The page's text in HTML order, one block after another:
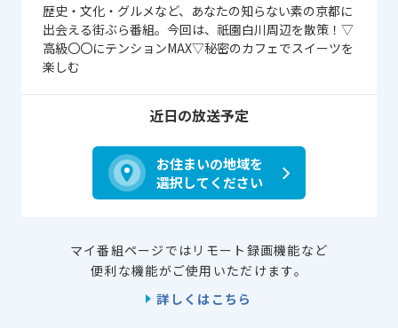
歴史・文化・グルメなど、あなたの知らない素の京都に
出会える街ぶら番組。今回は、祇園白川周辺を散策！▽
高級〇〇にテンションMAX▽秘密のカフェでスイーツを
楽しむ
近日の放送予定
お住まいの地域を
選択してください
マイ番組ページではリモート録画機能など
便利な機能がご使用いただけます。
詳しくはこちら